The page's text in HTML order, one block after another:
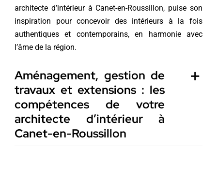
architecte d’intérieur à Canet-en-Roussillon, puise son
inspiration pour concevoir des intérieurs à la fois
authentiques et contemporains, en harmonie avec
l’âme de la région.
Aménagement, gestion de
travaux et extensions : les
compétences de votre
architecte d’intérieur à
Canet-en-Roussillon